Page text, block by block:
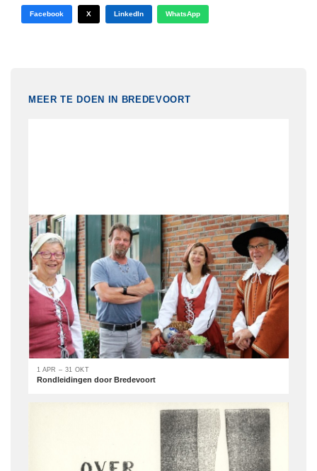
Facebook X LinkedIn WhatsApp
MEER TE DOEN IN BREDEVOORT
1 APR – 31 OKT
Rondleidingen door Bredevoort